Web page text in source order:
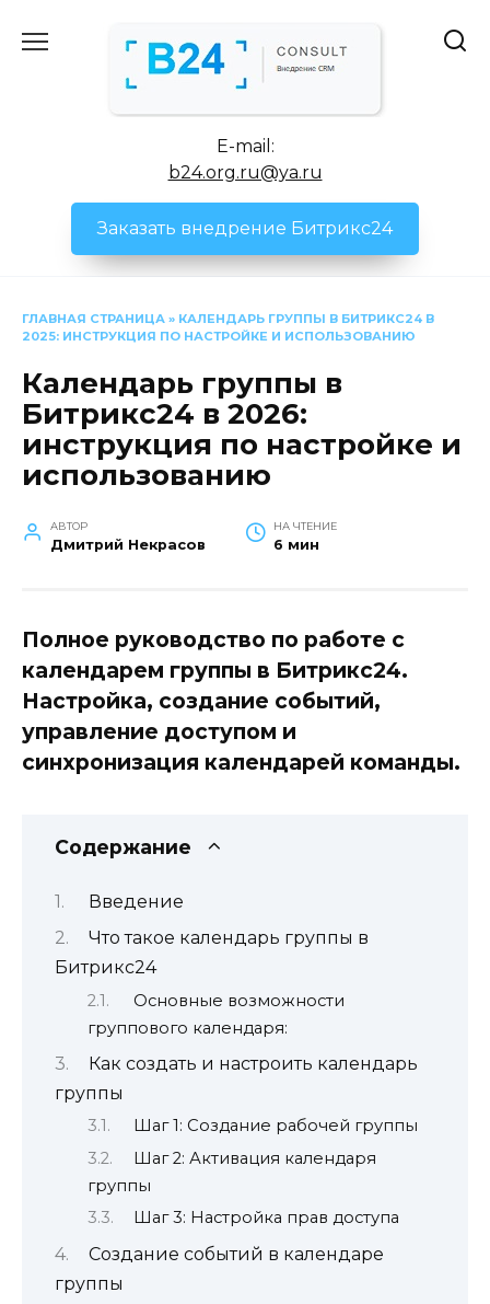
E-mail:
b24.org.ru@ya.ru
Заказать внедрение Битрикс24
ГЛАВНАЯ СТРАНИЦА » КАЛЕНДАРЬ ГРУППЫ В БИТРИКС24 В
2025: ИНСТРУКЦИЯ ПО НАСТРОЙКЕ И ИСПОЛЬЗОВАНИЮ
Календарь группы в
Битрикс24 в 2026:
инструкция по настройке и
использованию
АВТОР
Дмитрий Некрасов
НА ЧТЕНИЕ
6 мин
Полное руководство по работе с
календарем группы в Битрикс24.
Настройка, создание событий,
управление доступом и
синхронизация календарей команды.
Содержание
Введение
Что такое календарь группы в
Битрикс24
Основные возможности
группового календаря:
Как создать и настроить календарь
группы
Шаг 1: Создание рабочей группы
Шаг 2: Активация календаря
группы
Шаг 3: Настройка прав доступа
Создание событий в календаре
группы